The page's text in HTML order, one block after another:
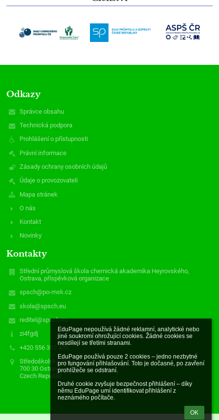
EduPage nepoužívá žádné reklamní, analytické nebo
jiné soukromí ohrožující cookies. Žádné cookies se
nesdílejí se třetími stranami.
EduPage používá pouze 2 cookies – jedno nezbytné
pro fungování přihlašování. Toto je dočasné, po zavření
prohlížeče se odstraní.
Druhé cookie zvyšuje bezpečnost přihlášení – díky
němu EduPage umí identifikovat přihlášení z
neznámého počítače.
OK
Odkazy
Správce obsahu
Technická podpora
Prohlášení o přístupnosti
Právní informace
Zásady ochrany osobních údajů
Údaje o provozovateli
Mapa stránek
O nás
Kontakt
Novinky
Kontakty
Střední průmyslová škola chemická akademika Heyrovského,
Ostrava, příspěvková organizace
spsch@po-msk.cz
skola@spsch.eu
reditel@spsch.eu
zi4fgdj
+420 556 307 400
Středoškolská 2854/1
700 30 Ostrava
Czech Republic